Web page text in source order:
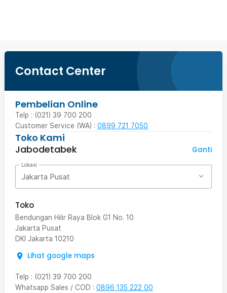
Contact Center
Pembelian Online
Telp : (021) 39 700 200
Customer Service (WA) : 0899 721 7050
Toko Kami
Jabodetabek
Ganti
Lokasi
Jakarta Pusat
Toko
Bendungan Hilir Raya Blok G1 No. 10
Jakarta Pusat
DKI Jakarta 10210
Lihat google maps
Telp : (021) 39 700 200
Whatsapp Sales / COD : 0896 135 222 00